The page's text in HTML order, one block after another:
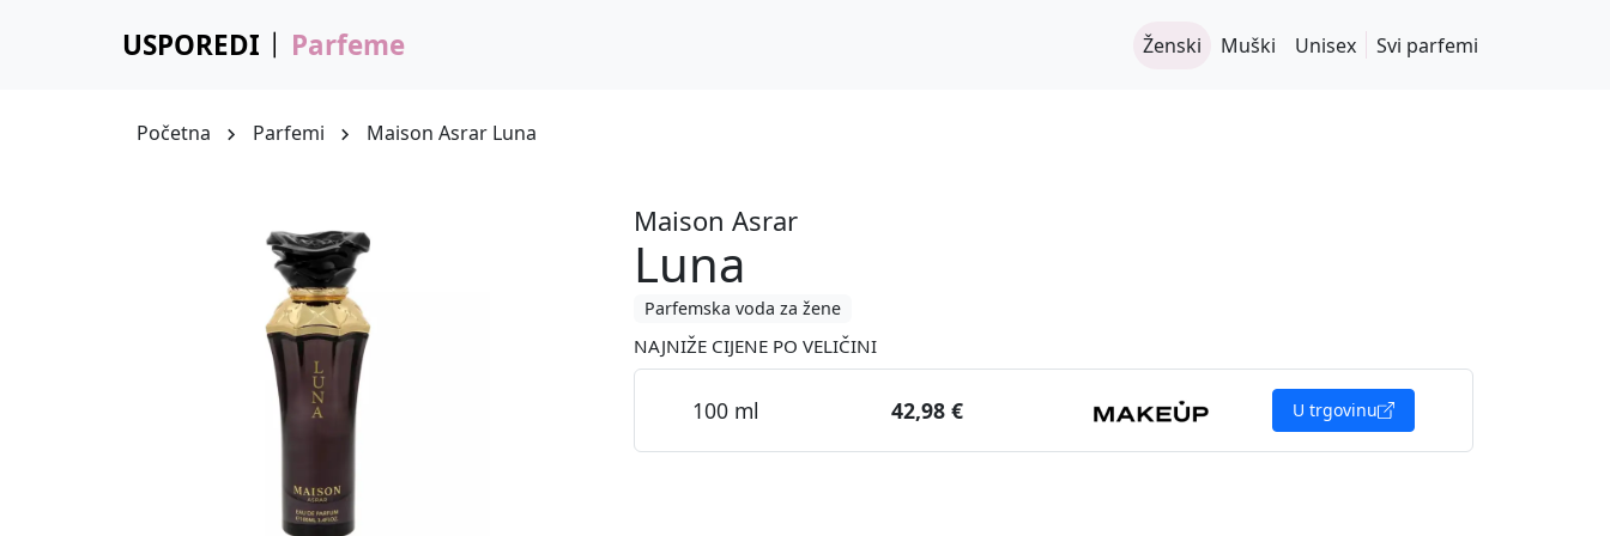
USPOREDI Parfeme Ženski Muški Unisex Svi parfemi
Početna Parfemi Maison Asrar Luna
Maison Asrar
Luna
Parfemska voda za žene
NAJNIŽE CIJENE PO VELIČINI
100 ml 42,98 € U trgovinu